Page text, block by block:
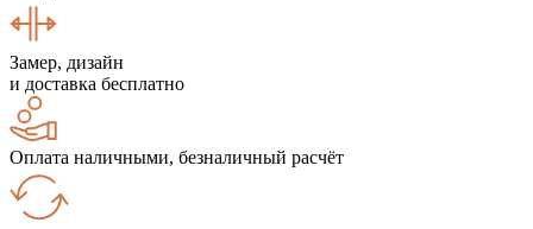
Замер, дизайн
и доставка бесплатно
Оплата наличными, безналичный расчёт